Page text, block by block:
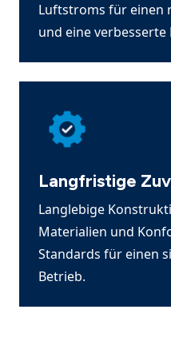
Luftstroms für einen
und eine
Langfristige
Langlebige
Materialien und
Standards für einen
Betrieb.